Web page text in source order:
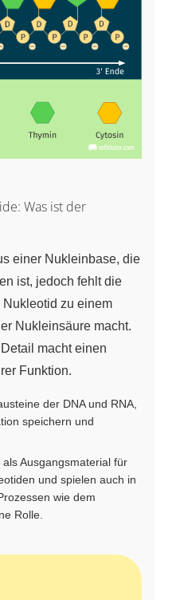
Was ist der
einer Nukleinbase, die
ist, jedoch fehlt die
zu einem
Nukleinsäure macht.
macht einen
Funktion.
der DNA und RNA,
speichern und
Ausgangsmaterial für
und spielen auch in
wie dem
Rolle.